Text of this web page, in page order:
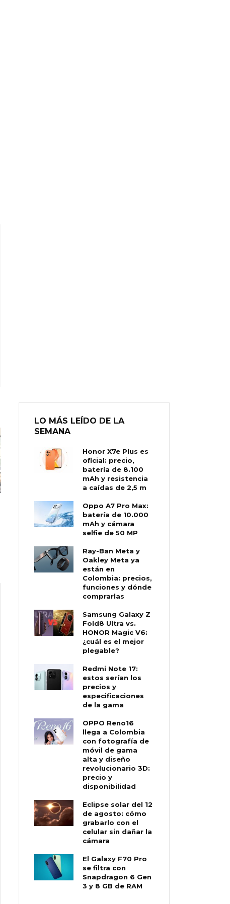
LO MÁS LEÍDO DE LA
SEMANA
Honor X7e Plus es
oficial: precio,
batería de 8.100
mAh y resistencia
a caídas de 2,5 m
Oppo A7 Pro Max:
batería de 10.000
mAh y cámara
selfie de 50 MP
Ray-Ban Meta y
Oakley Meta ya
están en
Colombia: precios,
funciones y dónde
comprarlas
Samsung Galaxy Z
Fold8 Ultra vs.
HONOR Magic V6:
¿cuál es el mejor
plegable?
Redmi Note 17:
estos serían los
precios y
especificaciones
de la gama
OPPO Reno16
llega a Colombia
con fotografía de
móvil de gama
alta y diseño
revolucionario 3D:
precio y
disponibilidad
Eclipse solar del 12
de agosto: cómo
grabarlo con el
celular sin dañar la
cámara
El Galaxy F70 Pro
se filtra con
Snapdragon 6 Gen
3 y 8 GB de RAM